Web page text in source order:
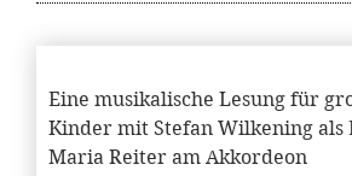
Eine musikalische Lesung für
Kinder mit Stefan Wilkening als
Maria Reiter am Akkordeon